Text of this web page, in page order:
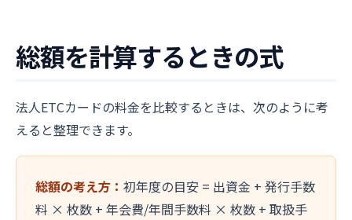
総額を計算するときの式
法人ETCカードの料金を比較するときは、次のように考
えると整理できます。
総額の考え方： 初年度の目安 = 出資金 + 発行手数
料 × 枚数 + 年会費/年間手数料 × 枚数 + 取扱手